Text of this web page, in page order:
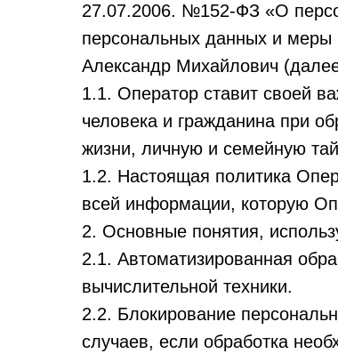
27.07.2006. №152-ФЗ «О
персональных данных и меры
Александр Михайлович
1.1. Оператор ставит своей
человека и гражданина при
жизни, личную и семейную
1.2. Настоящая политика
всей информации, которую
2. Основные понятия,
2.1. Автоматизированная
вычислительной техники.
2.2. Блокирование
случаев, если обработка